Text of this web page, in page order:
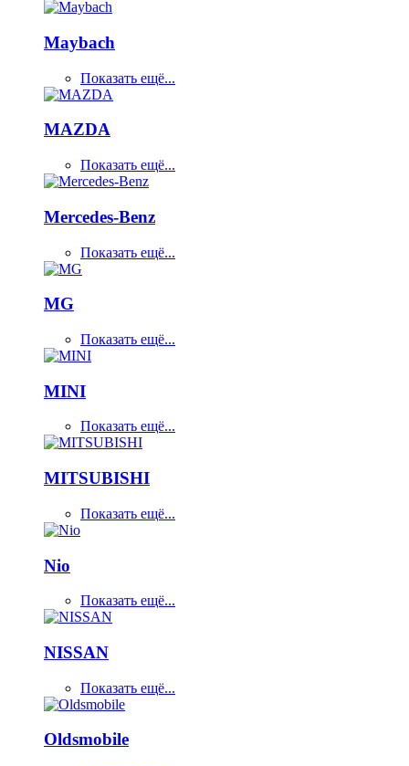
Maybach
Показать ещё...
MAZDA
Показать ещё...
Mercedes-Benz
Показать ещё...
MG
Показать ещё...
MINI
Показать ещё...
MITSUBISHI
Показать ещё...
Nio
Показать ещё...
NISSAN
Показать ещё...
Oldsmobile